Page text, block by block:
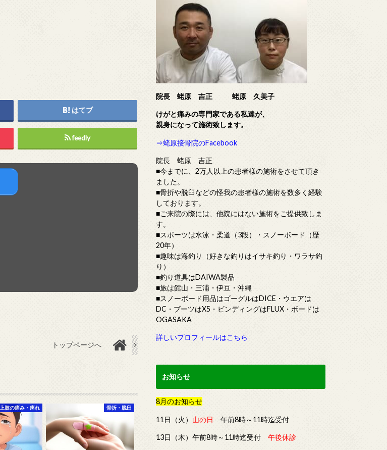
はてブ
feedly
トップページへ
上肢の痛み・痺れ 骨折・脱臼
院長 蛯原 吉正 蛯原 久美子
けがと痛みの専門家である私達が、
親身になって施術致します。
⇒蛯原接骨院のFacebook
院長 蛯原 吉正
■今までに、2万人以上の患者様の施術をさせて頂き
ました。
■骨折や脱臼などの怪我の患者様の施術を数多く経験
しております。
■ご来院の際には、他院にはない施術をご提供致しま
す。
■スポーツは水泳・柔道（3段）・スノーボード（歴
20年）
■趣味は海釣り（好きな釣りはイサキ釣り・ワラサ釣
り）
■釣り道具はDAIWA製品
■旅は館山・三浦・伊豆・沖縄
■スノーボード用品はゴーグルはDICE・ウエアは
DC・ブーツはX5・ビンディングはFLUX・ボードは
OGASAKA
詳しいプロフィールはこちら
お知らせ
8月のお知らせ
11日（火） 山の日 午前8時～11時迄受付
13日（木）午前8時～11時迄受付 午後休診